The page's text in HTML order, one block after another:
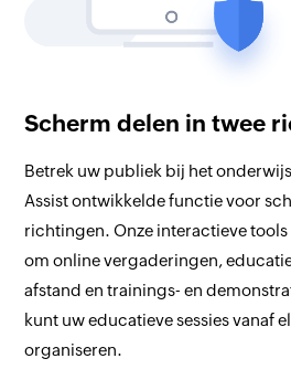
Scherm delen in twee
Betrek uw publiek bij het
Assist ontwikkelde functie voor
richtingen. Onze interactieve
om online vergaderingen,
afstand en trainings- en
kunt uw educatieve sessies vanaf
organiseren.